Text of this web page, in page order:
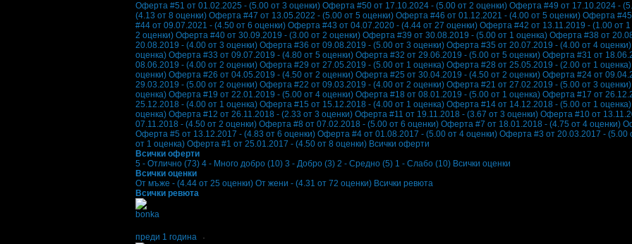
Оферта #51 от 01.02.2025 - (5.00 от 3 оценки) Оферта #50 от 17.10.2024 - (5.00 от 2 оценки) Оферта #49 от 17.10.2024 -
(4.13 от 8 оценки) Оферта #47 от 13.05.2022 - (5.00 от 5 оценки) Оферта #46 от 01.12.2021 - (4.00 от 5 оценки) Оферта #45
#44 от 09.07.2021 - (4.50 от 6 оценки) Оферта #43 от 04.07.2020 - (4.44 от 27 оценки) Оферта #42 от 13.11.2019 - (1.00 от 1
2 оценки) Оферта #40 от 30.09.2019 - (3.00 от 2 оценки) Оферта #39 от 30.08.2019 - (5.00 от 1 оценка) Оферта #38 от
20.08.2019 - (4.00 от 3 оценки) Оферта #36 от 09.08.2019 - (5.00 от 3 оценки) Оферта #35 от 20.07.2019 - (4.00 от 4 оценки)
оценка) Оферта #33 от 09.07.2019 - (4.80 от 5 оценки) Оферта #32 от 29.06.2019 - (5.00 от 5 оценки) Оферта #31 от
08.06.2019 - (4.00 от 2 оценки) Оферта #29 от 27.05.2019 - (5.00 от 1 оценка) Оферта #28 от 25.05.2019 - (2.00 от 1 оценка)
оценки) Оферта #26 от 04.05.2019 - (4.50 от 2 оценки) Оферта #25 от 30.04.2019 - (4.50 от 2 оценки) Оферта #24 от
29.03.2019 - (5.00 от 2 оценки) Оферта #22 от 09.03.2019 - (4.00 от 2 оценки) Оферта #21 от 27.02.2019 - (5.00 от 3 оценки)
оценка) Оферта #19 от 22.01.2019 - (5.00 от 4 оценки) Оферта #18 от 08.01.2019 - (5.00 от 1 оценка) Оферта #17 от
25.12.2018 - (4.00 от 1 оценка) Оферта #15 от 15.12.2018 - (4.00 от 1 оценка) Оферта #14 от 14.12.2018 - (5.00 от 1 оценка)
оценка) Оферта #12 от 26.11.2018 - (2.33 от 3 оценки) Оферта #11 от 19.11.2018 - (3.67 от 3 оценки) Оферта #10 от
07.11.2018 - (4.50 от 2 оценки) Оферта #8 от 07.02.2018 - (5.00 от 6 оценки) Оферта #7 от 18.01.2018 - (4.75 от 4 оценки)
Оферта #5 от 13.12.2017 - (4.83 от 6 оценки) Оферта #4 от 01.08.2017 - (5.00 от 4 оценки) Оферта #3 от 20.03.2017 - (5.00
от 1 оценка) Оферта #1 от 25.01.2017 - (4.50 от 8 оценки) Всички оферти
Всички оферти
5 - Отлично (73) 4 - Много добро (10) 3 - Добро (3) 2 - Средно (5) 1 - Слабо (10) Всички оценки
Всички оценки
От мъже - (4.44 от 25 оценки) От жени - (4.31 от 72 оценки) Всички ревюта
Всички ревюта
bonka
преди 1 година
·